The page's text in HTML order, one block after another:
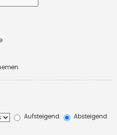
Aufsteigend
Absteigend